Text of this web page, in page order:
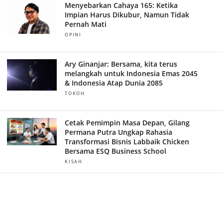
Menyebarkan Cahaya 165: Ketika
Impian Harus Dikubur, Namun Tidak
Pernah Mati
OPINI
Ary Ginanjar: Bersama, kita terus
melangkah untuk Indonesia Emas 2045
& Indonesia Atap Dunia 2085
TOKOH
Cetak Pemimpin Masa Depan, Gilang
Permana Putra Ungkap Rahasia
Transformasi Bisnis Labbaik Chicken
Bersama ESQ Business School
KISAH